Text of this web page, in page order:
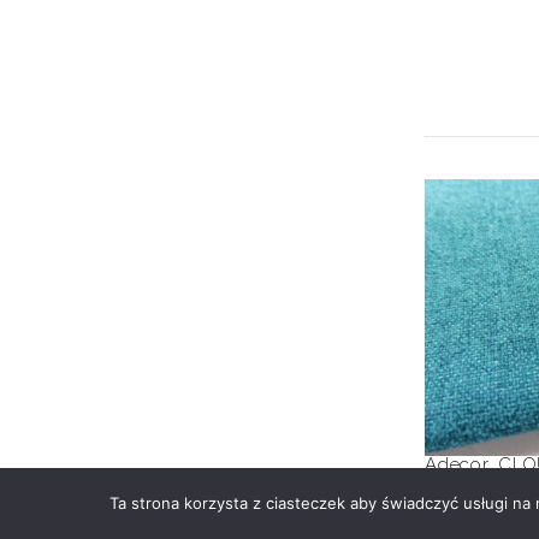
Adecor,
Ta strona korzysta z ciasteczek aby świadczyć usługi